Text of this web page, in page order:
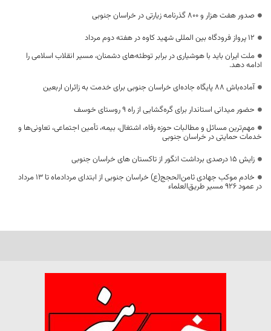
صدور هفت هزار و ۸۰۰ گذرنامه زیارتی در خراسان جنوبی
۱۲ پرواز فرودگاه بین المللی شهید کاوه در هفته دوم مرداد
ملت ایران باید با هوشیاری در برابر توطئه‌های دشمنان، مسیر انقلاب اسلامی را
ادامه دهد.
آماده‌باش ۸۸ پایگاه جاده‌ای خراسان جنوبی برای خدمت به زائران اربعین
حضور میدانی استاندار برای گره‌گشایی از راه ۹ روستای خوسف
مهم‌ترین مسائل و مطالبات حوزه رفاه، اشتغال، بیمه، تأمین اجتماعی، تعاونی‌ها و
خدمات حمایتی در خراسان جنوبی
زایش ۱۵ درصدی برداشت انگور از تاکستان های خراسان جنوبی
خادم موکب جهادی ثامن‌الحجج(ع) خراسان جنوبی از ابتدای مردادماه تا ۱۳ مرداد
در عمود ۹۲۶ مسیر طریق‌العلماء